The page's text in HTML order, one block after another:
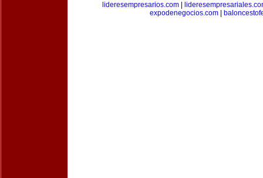
lideresempresarios.com|
expodenegocios.com|